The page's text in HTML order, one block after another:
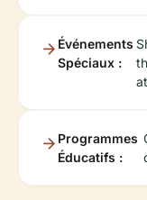
Événements
Spéciaux :
Programmes
Éducatifs :